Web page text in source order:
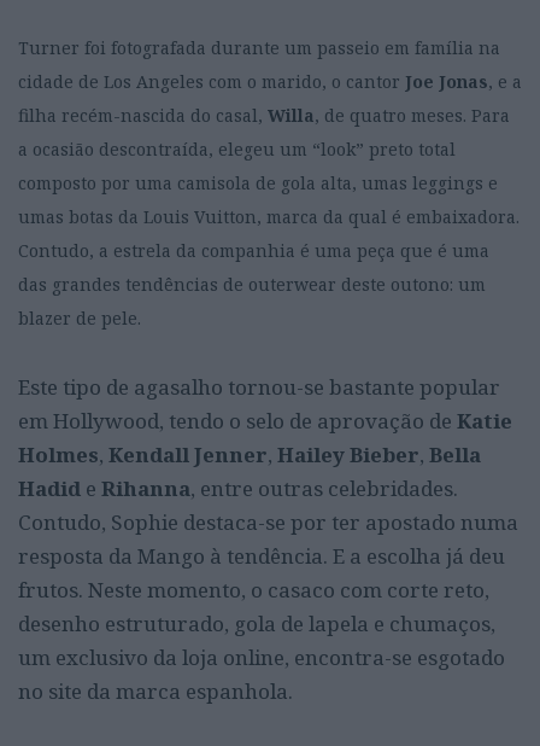
Turner foi fotografada durante um passeio em família na
cidade de Los Angeles com o marido, o cantor Joe Jonas, e a
filha recém-nascida do casal, Willa, de quatro meses. Para
a ocasião descontraída, elegeu um “look” preto total
composto por uma camisola de gola alta, umas leggings e
umas botas da Louis Vuitton, marca da qual é embaixadora.
Contudo, a estrela da companhia é uma peça que é uma
das grandes tendências de outerwear deste outono: um
blazer de pele.
Este tipo de agasalho tornou-se bastante popular
em Hollywood, tendo o selo de aprovação de Katie
Holmes, Kendall Jenner, Hailey Bieber, Bella
Hadid e Rihanna, entre outras celebridades.
Contudo, Sophie destaca-se por ter apostado numa
resposta da Mango à tendência. E a escolha já deu
frutos. Neste momento, o casaco com corte reto,
desenho estruturado, gola de lapela e chumaços,
um exclusivo da loja online, encontra-se esgotado
no site da marca espanhola.